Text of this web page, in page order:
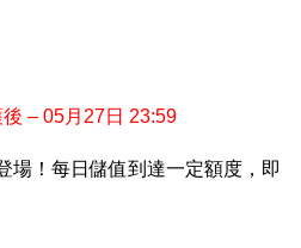
後 – 05月27日 23:59
場！每日儲值到達一定額度，即